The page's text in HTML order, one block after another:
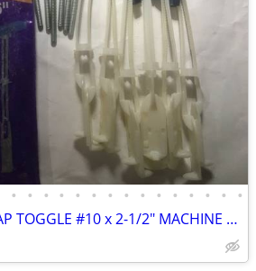
• • • • • • • • • • • • • • •
HILLMAN 3/16" STRAP TOGGLE #10 x 2-1/2" MACHINE SCREW (6-PACK) DRYWALL